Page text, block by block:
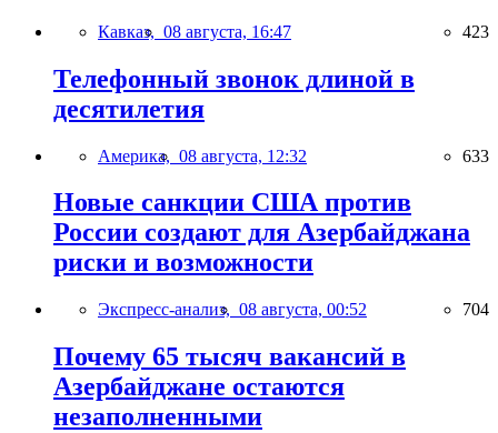
Кавказ, 08 августа, 16:47 423
Телефонный звонок длиной в
десятилетия
Америка, 08 августа, 12:32 633
Новые санкции США против
России создают для Азербайджана
риски и возможности
Экспресс-анализ, 08 августа, 00:52 704
Почему 65 тысяч вакансий в
Азербайджане остаются
незаполненными